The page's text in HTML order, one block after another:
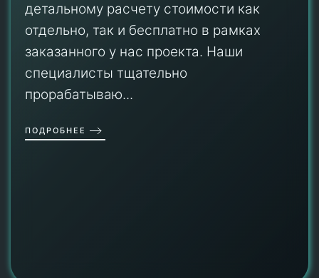
детальному расчету стоимости как
отдельно, так и бесплатно в рамках
заказанного у нас проекта. Наши
специалисты тщательно
прорабатываю...
ПОДРОБНЕЕ